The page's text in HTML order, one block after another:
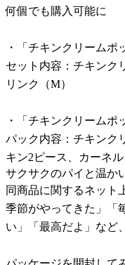
何個でも購入可能に
・「チキンクリームポ
セット内容：チキンク
リンク（M）
・「チキンクリームポ
パック内容：チキンク
キン2ピース、カーネ
サクサクのパイと温か
同商品に関するネット
季節がやってきた」「
い」「最高だよ」など